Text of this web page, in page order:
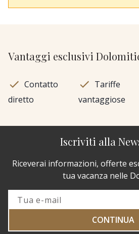
Vantaggi esclusivi
Contatto
diretto
Tariffe
vantaggiose
Iscriviti alla
Riceverai informazioni, offerte
tua vacanza nelle
CONTINUA